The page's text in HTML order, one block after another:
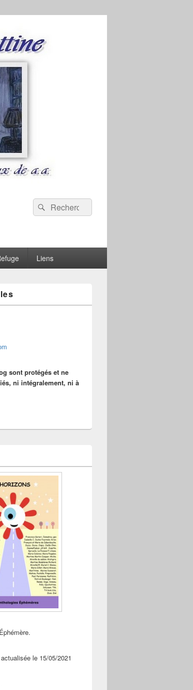
Recherche :
Rechercher
Liens
sont protégés et ne
ni intégralement, ni à
actualisée le 15/05/2021